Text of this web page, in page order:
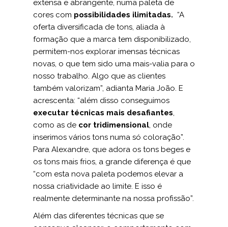
extensa e abrangente, numa paleta de
cores com possibilidades ilimitadas. “A
oferta diversificada de tons, aliada à
formação que a marca tem disponibilizado,
permitem-nos explorar imensas técnicas
novas, o que tem sido uma mais-valia para o
nosso trabalho. Algo que as clientes
também valorizam”, adianta Maria João. E
acrescenta: “além disso conseguimos
executar técnicas mais desafiantes,
como as de cor tridimensional, onde
inserimos vários tons numa só coloração”.
Para Alexandre, que adora os tons beges e
os tons mais frios, a grande diferença é que
“com esta nova paleta podemos elevar a
nossa criatividade ao limite. E isso é
realmente determinante na nossa profissão”.
Além das diferentes técnicas que se